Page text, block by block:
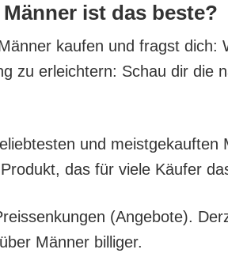
ist das beste?
kau­fen und fragst
zu erleich­tern: Schau dir die
und
das für vie­le Käu­fer
(Ange­bo­te).
Män­ner billiger.